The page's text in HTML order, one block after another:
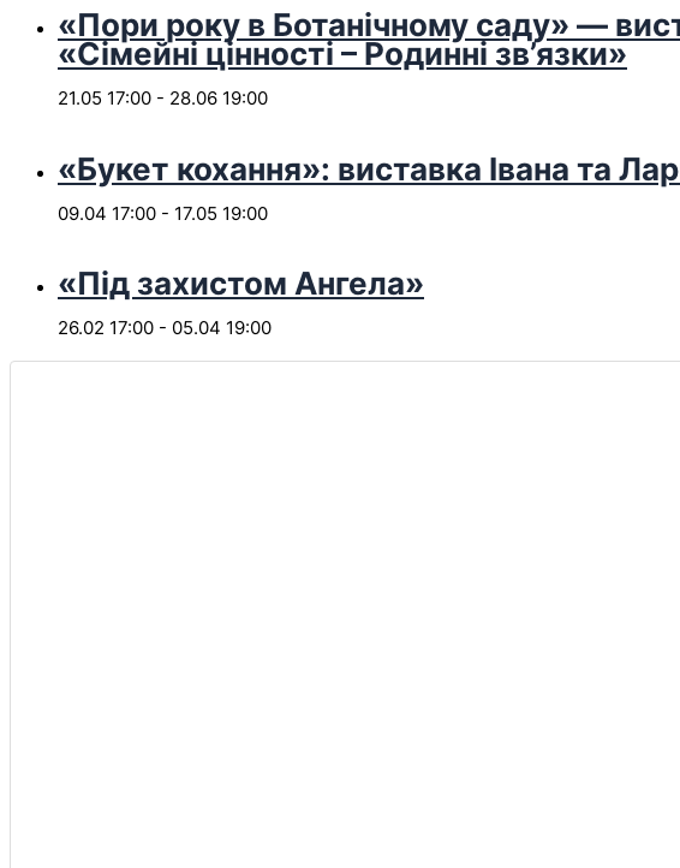
«Пори року в Ботанічному саду» —
«Сімейні цінності – Родинні зв’язки»
21.05 17:00 - 28.06 19:00
«Букет кохання»: виставка Івана та
09.04 17:00 - 17.05 19:00
«Під захистом Ангела»
26.02 17:00 - 05.04 19:00